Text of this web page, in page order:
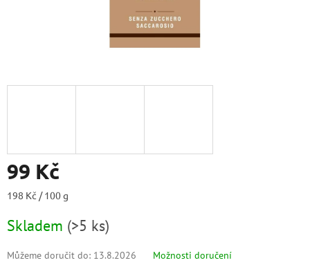
99 Kč
Měrná
198 Kč / 100 g
Skladem (>5 ks)
Můžeme doručit do: 13.8.2026 Možnosti doručení